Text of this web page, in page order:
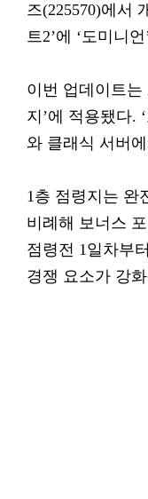
즈(225570)에서
트2’에 ‘도미니
이번 업데이트는
지’에 적용됐다.
와 클래식 서버
1층 점령지는 완
비례해 보너스
점령전 1일차부
경쟁 요소가 강